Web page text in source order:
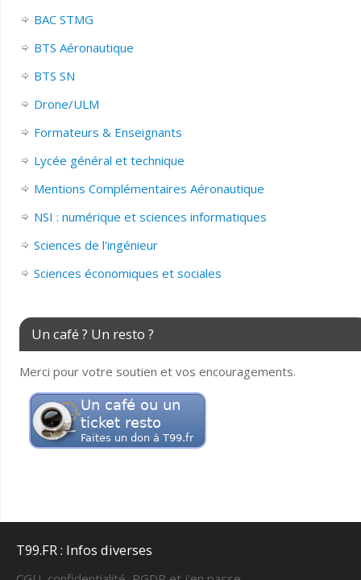
BAC STMG
BTS Aéronautique
BTS SN
Drone/ULM
Formateurs & Enseignants
Lycée général et technique
Mentions Complémentaires Aéronautique
NSI : numérique et sciences informatiques
Sciences de l'ingénieur
Sciences économiques et sociales
Un café ? Un resto ?
Merci pour votre soutien et vos encouragements.
T99.FR : Infos diverses